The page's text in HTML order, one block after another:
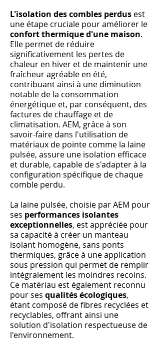
L'isolation des combles perdus est
une étape cruciale pour améliorer le
confort thermique d'une maison.
Elle permet de réduire
significativement les pertes de
chaleur en hiver et de maintenir une
fraîcheur agréable en été,
contribuant ainsi à une diminution
notable de la consommation
énergétique et, par conséquent, des
factures de chauffage et de
climatisation. AEM, grâce à son
savoir-faire dans l'utilisation de
matériaux de pointe comme la laine
pulsée, assure une isolation efficace
et durable, capable de s'adapter à la
configuration spécifique de chaque
comble perdu.
La laine pulsée, choisie par AEM pour
ses performances isolantes
exceptionnelles, est appréciée pour
sa capacité à créer un manteau
isolant homogène, sans ponts
thermiques, grâce à une application
sous pression qui permet de remplir
intégralement les moindres recoins.
Ce matériau est également reconnu
pour ses qualités écologiques,
étant composé de fibres recyclées et
recyclables, offrant ainsi une
solution d'isolation respectueuse de
l'environnement.